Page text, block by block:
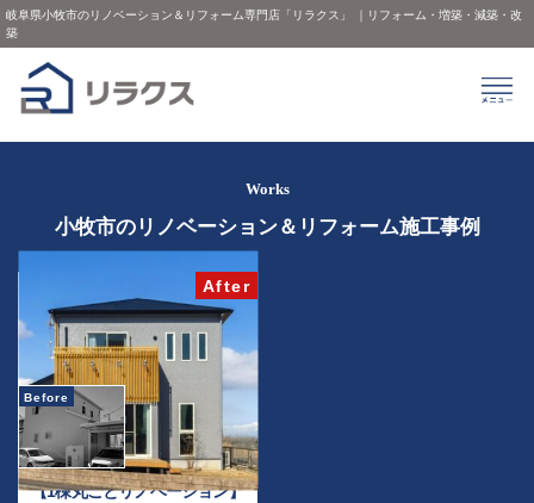
岐阜県小牧市のリノベーション＆リフォーム専門店「リラクス」 ｜リフォーム・増築・減築・改
築
Works
小牧市のリノベーション＆リフォーム施工事例
【1棟丸ごとリノベーション】